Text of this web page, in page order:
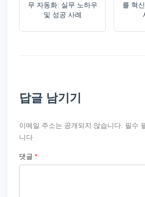
무 자동화: 실무 노하우
및 성공 사례
를 혁
답글 남기기
이메일 주소는 공개되지 않습니다. 필수
니다
댓글 *